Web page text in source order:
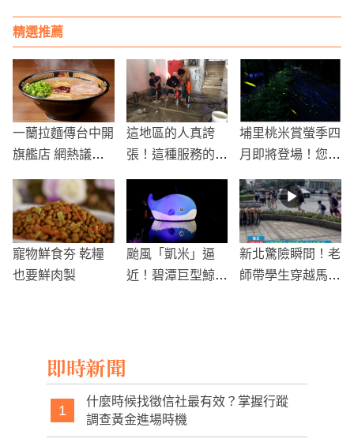
精選推薦
一蘭拉麵傳台中開
旗艦店 網熱議：
終於來家不會倒的
了
這地區的人真誇
張！這種服務的品
質，讓居民直呼
「好幸福」
埔里桃米賞螢季四
月即將登場！您準
備好要衝一波了沒
有?
寵物鮮食夯 乾糧
也要鮮肉製
颱風「凱米」逼
近！碧潭巨型鯨魚
新北驚險瞬間！老
師帶學生穿越馬路
即時新聞
1
什麼時候找徵信社最有效？掌握行蹤
調查黃金進場時機